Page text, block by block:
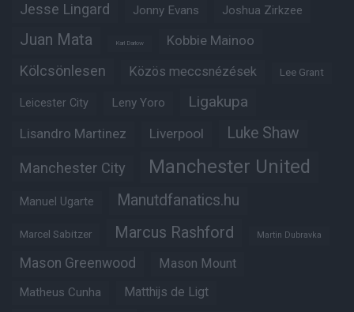
Jesse Lingard Jonny Evans Joshua Zirkzee
Juan Mata Karl Darlow Kobbie Mainoo
Kölcsönlesen Közös meccsnézések Lee Grant
Leicester City Leny Yoro Ligakupa
Lisandro Martinez Liverpool Luke Shaw
Manchester City Manchester United
Manuel Ugarte Manutdfanatics.hu
Marcel Sabitzer Marcus Rashford Martin Dubravka
Mason Greenwood Mason Mount
Matheus Cunha Matthijs de Ligt